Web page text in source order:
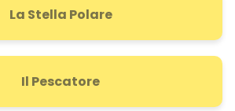
La Stella Polare
Il Pescatore